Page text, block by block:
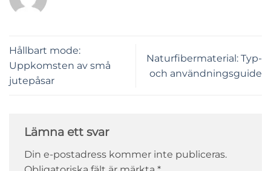
Hållbart mode:
Uppkomsten av små
jutepåsar
Naturfibermaterial: Typ-
och användningsguide
Lämna ett svar
Din e-postadress kommer inte publiceras.